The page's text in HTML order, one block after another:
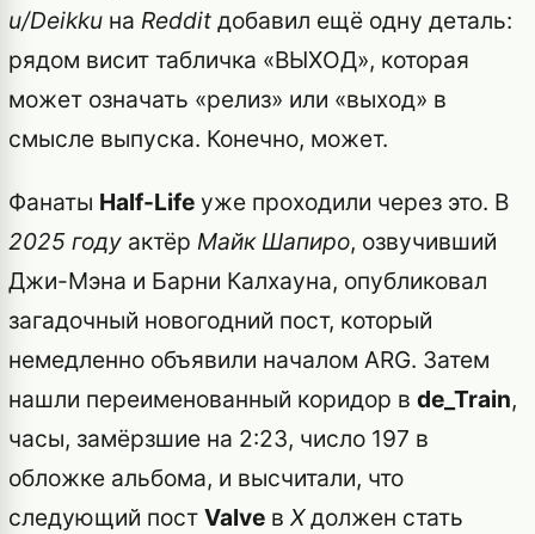
u/Deikku на Reddit добавил ещё одну деталь:
рядом висит табличка «ВЫХОД», которая
может означать «релиз» или «выход» в
смысле выпуска. Конечно, может.
Фанаты Half-Life уже проходили через это. В
2025 году актёр Майк Шапиро, озвучивший
Джи-Мэна и Барни Калхауна, опубликовал
загадочный новогодний пост, который
немедленно объявили началом ARG. Затем
нашли переименованный коридор в de_Train,
часы, замёрзшие на 2:23, число 197 в
обложке альбома, и высчитали, что
следующий пост Valve в Xдолжен стать